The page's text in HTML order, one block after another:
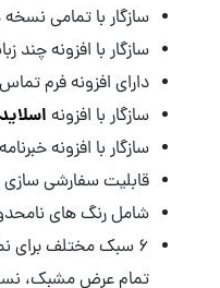
سازگار با تمامی
سازگار با افزونه چند
دارای افزونه فرم تماس 7 (Contact Form 7)
سازگار با افزونه
سازگار با افزونه خبرنامه Newspaper
قابلیت سفارشی
شامل رنگ های
۶ سبک مختلف برای
تمام عرض مشبک،